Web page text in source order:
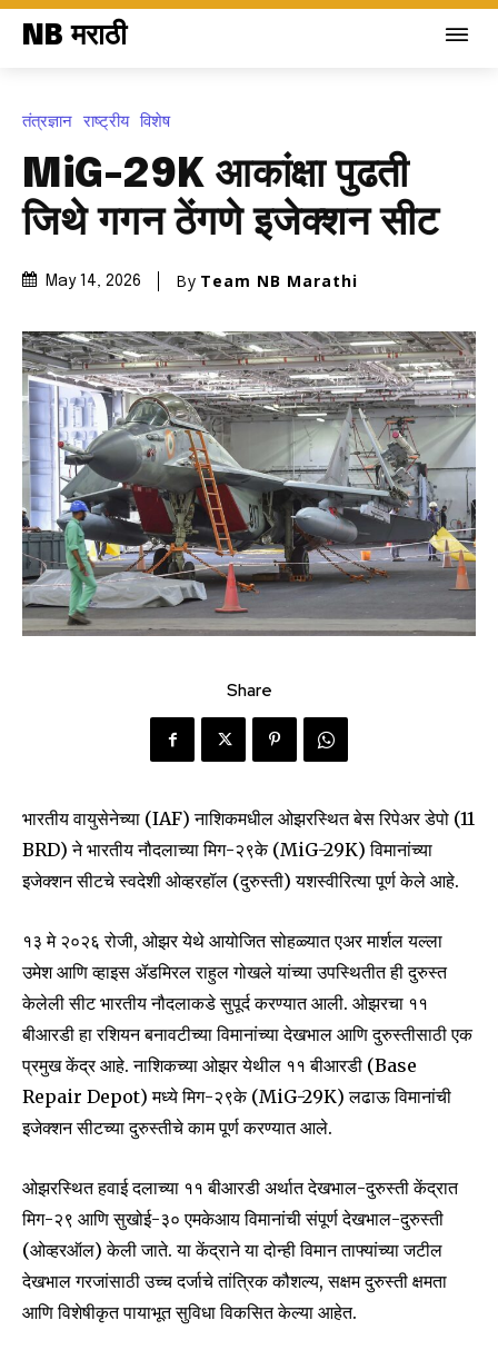
NB मराठी
तंत्रज्ञान राष्ट्रीय विशेष
MiG-29K आकांक्षा पुढती
जिथे गगन ठेंगणे इजेक्शन सीट
May 14, 2026 By Team NB Marathi
Share
भारतीय वायुसेनेच्या (IAF) नाशिकमधील ओझरस्थित बेस रिपेअर डेपो (11
BRD) ने भारतीय नौदलाच्या मिग-२९के (MiG-29K) विमानांच्या
इजेक्शन सीटचे स्वदेशी ओव्हरहॉल (दुरुस्ती) यशस्वीरित्या पूर्ण केले आहे.
१३ मे २०२६ रोजी, ओझर येथे आयोजित सोहळ्यात एअर मार्शल यल्ला
उमेश आणि व्हाइस ॲडमिरल राहुल गोखले यांच्या उपस्थितीत ही दुरुस्त
केलेली सीट भारतीय नौदलाकडे सुपूर्द करण्यात आली. ओझरचा ११
बीआरडी हा रशियन बनावटीच्या विमानांच्या देखभाल आणि दुरुस्तीसाठी एक
प्रमुख केंद्र आहे. नाशिकच्या ओझर येथील ११ बीआरडी (Base
Repair Depot) मध्ये मिग-२९के (MiG-29K) लढाऊ विमानांची
इजेक्शन सीटच्या दुरुस्तीचे काम पूर्ण करण्यात आले.
ओझरस्थित हवाई दलाच्या ११ बीआरडी अर्थात देखभाल-दुरुस्ती केंद्रात
मिग-२९ आणि सुखोई-३० एमकेआय विमानांची संपूर्ण देखभाल-दुरुस्ती
(ओव्हरऑल) केली जाते. या केंद्राने या दोन्ही विमान ताफ्यांच्या जटील
देखभाल गरजांसाठी उच्च दर्जाचे तांत्रिक कौशल्य, सक्षम दुरुस्ती क्षमता
आणि विशेषीकृत पायाभूत सुविधा विकसित केल्या आहेत.